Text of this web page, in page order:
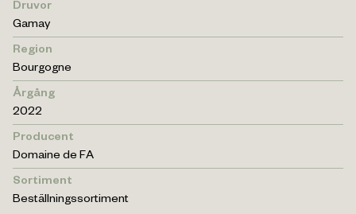
Druvor
Gamay
Region
Bourgogne
Årgång
2022
Producent
Domaine de FA
Sortiment
Beställningssortiment